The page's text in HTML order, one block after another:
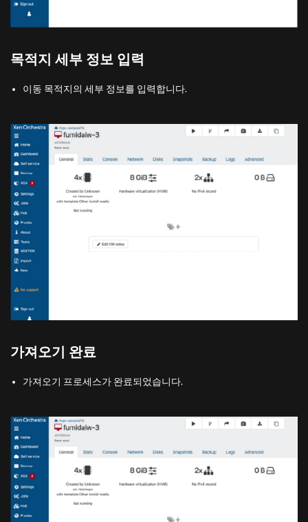
목적지 세부 정보 입력
이동 목적지의 세부 정보를 입력합니다.
가져오기 완료
가져오기 프로세스가 완료되었습니다.